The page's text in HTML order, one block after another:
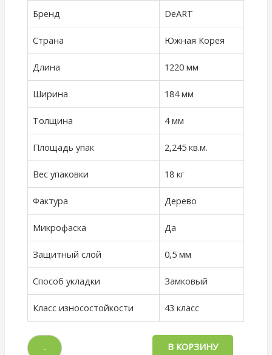
Бренд DeART
Страна Южная Корея
Длина 1220 мм
Ширина 184 мм
Толщина 4 мм
Площадь упак 2,245 кв.м.
Вес упаковки 18 кг
Фактура Дерево
Микрофаска Да
Защитный слой 0,5 мм
Способ укладки Замковый
Класс износостойкости 43 класс
-
В КОРЗИНУ